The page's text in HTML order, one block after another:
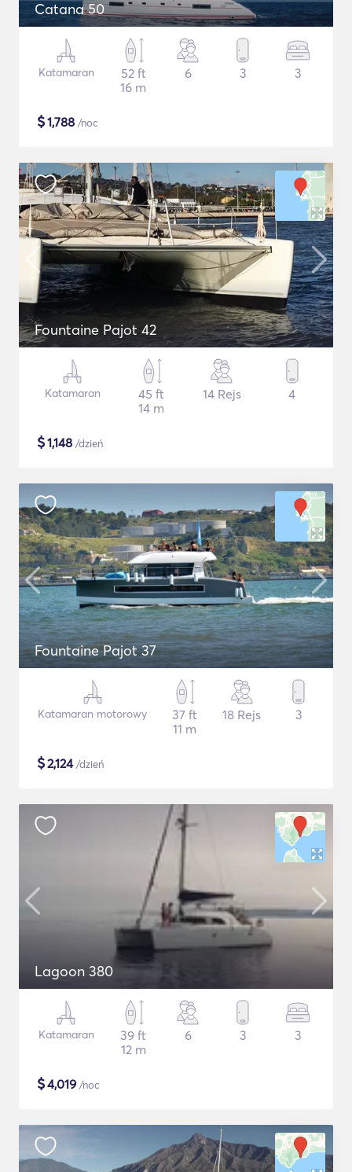
Catana 50
Katamaran
52 ft
16 m
6 3 3
$1,788 /noc
Fountaine Pajot 42
Katamaran
45 ft
14 m
14 Rejs 4
$1,148 /dzień
Fountaine Pajot 37
Katamaran motorowy
37 ft
11 m
18 Rejs 3
$2,124/dzień
Lagoon 380
Katamaran
39 ft
12 m
6 3 3
$4,019 /noc